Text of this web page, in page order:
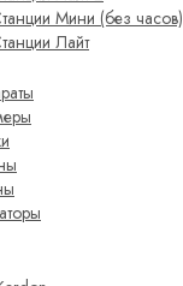
Мини (без часов)
Лайт